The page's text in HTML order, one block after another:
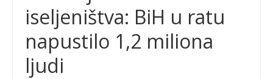
iseljeništva: BiH u ratu
napustilo 1,2 miliona
ljudi